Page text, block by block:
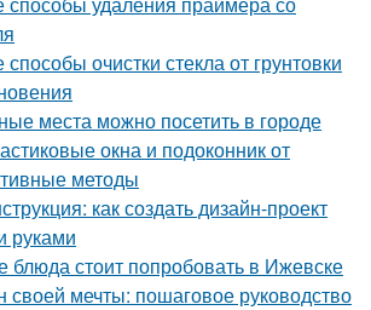
очистки стекла от грунтовки
места можно посетить в городе
окна и подоконник от
методы
как создать дизайн-проект
руками
блюда стоит попробовать в Ижевске
своей мечты: пошаговое руководство